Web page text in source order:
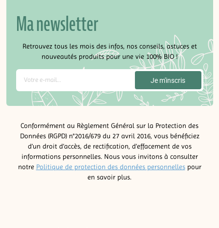
Ma newsletter
Retrouvez tous les mois des infos, nos conseils, astuces et
nouveautés produits pour une vie 100% BIO !
Conformément au Règlement Général sur la Protection des
Données (RGPD) n°2016/679 du 27 avril 2016, vous bénéficiez
d’un droit d’accès, de rectification, d’effacement de vos
informations personnelles. Nous vous invitons à consulter
notre Politique de protection des données personnellespour
en savoir plus.